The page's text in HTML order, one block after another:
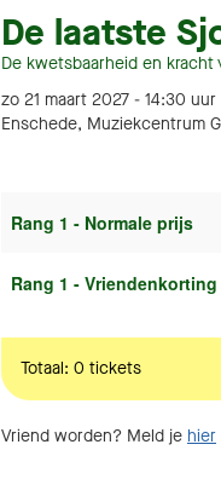
De laatste
De kwetsbaarheid en kracht
zo 21 maart 2027 - 14:30 uur
Enschede, Muziekcentrum
Rang 1 - Normale prijs
Rang 1 - Vriendenkorting
Totaal: 0 tickets
Vriend worden? Meld je hier